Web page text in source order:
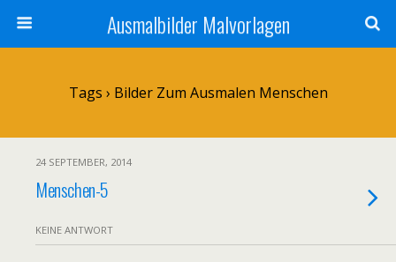
Ausmalbilder Malvorlagen
Tags › Bilder Zum Ausmalen Menschen
24 SEPTEMBER, 2014
Menschen-5
KEINE ANTWORT